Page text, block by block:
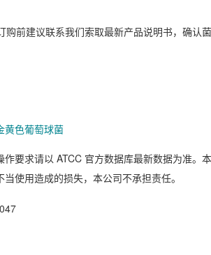
购前建议联系我们索取最新产品说明书，确认
黄色葡萄球菌
要求请以 ATCC 官方数据库最新数据为准。
使用造成的损失，本公司不承担责任。